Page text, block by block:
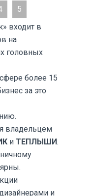
5
входит в
на
головных
более 15
за это
владельцем
и ТЕПЛЫШИ.
и